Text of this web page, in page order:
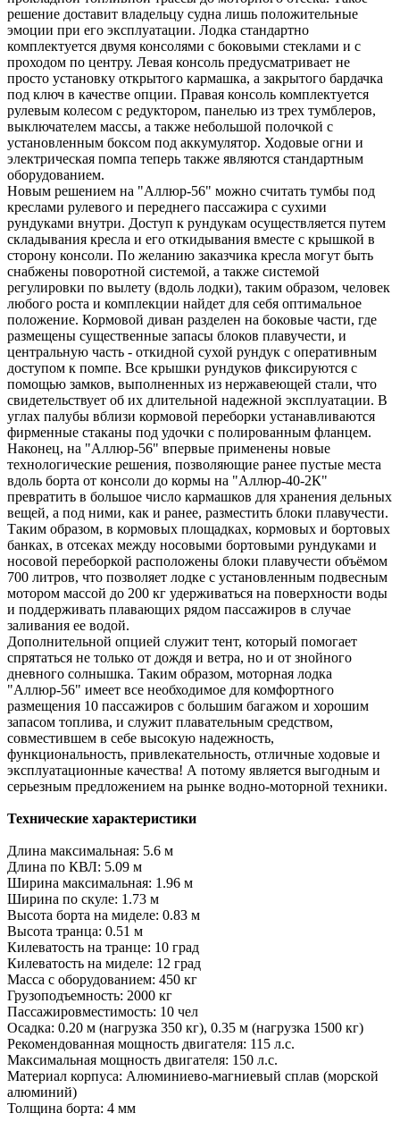
решение доставит владельцу судна лишь положительные
эмоции при его эксплуатации. Лодка стандартно
комплектуется двумя консолями с боковыми стеклами и с
проходом по центру. Левая консоль предусматривает не
просто установку открытого кармашка, а закрытого бардачка
под ключ в качестве опции. Правая консоль комплектуется
рулевым колесом с редуктором, панелью из трех тумблеров,
выключателем массы, а также небольшой полочкой с
установленным боксом под аккумулятор. Ходовые огни и
электрическая помпа теперь также являются стандартным
оборудованием.
Новым решением на "Аллюр-56" можно считать тумбы под
креслами рулевого и переднего пассажира с сухими
рундуками внутри. Доступ к рундукам осуществляется путем
складывания кресла и его откидывания вместе с крышкой в
сторону консоли. По желанию заказчика кресла могут быть
снабжены поворотной системой, а также системой
регулировки по вылету (вдоль лодки), таким образом, человек
любого роста и комплекции найдет для себя оптимальное
положение. Кормовой диван разделен на боковые части, где
размещены существенные запасы блоков плавучести, и
центральную часть - откидной сухой рундук с оперативным
доступом к помпе. Все крышки рундуков фиксируются с
помощью замков, выполненных из нержавеющей стали, что
свидетельствует об их длительной надежной эксплуатации. В
углах палубы вблизи кормовой переборки устанавливаются
фирменные стаканы под удочки с полированным фланцем.
Наконец, на "Аллюр-56" впервые применены новые
технологические решения, позволяющие ранее пустые места
вдоль борта от консоли до кормы на "Аллюр-40-2К"
превратить в большое число кармашков для хранения дельных
вещей, а под ними, как и ранее, разместить блоки плавучести.
Таким образом, в кормовых площадках, кормовых и бортовых
банках, в отсеках между носовыми бортовыми рундуками и
носовой переборкой расположены блоки плавучести объёмом
700 литров, что позволяет лодке с установленным подвесным
мотором массой до 200 кг удерживаться на поверхности воды
и поддерживать плавающих рядом пассажиров в случае
заливания ее водой.
Дополнительной опцией служит тент, который помогает
спрятаться не только от дождя и ветра, но и от знойного
дневного солнышка. Таким образом, моторная лодка
"Аллюр-56" имеет все необходимое для комфортного
размещения 10 пассажиров с большим багажом и хорошим
запасом топлива, и служит плавательным средством,
совместившем в себе высокую надежность,
функциональность, привлекательность, отличные ходовые и
эксплуатационные качества! А потому является выгодным и
серьезным предложением на рынке водно-моторной техники.
Технические характеристики
Длина максимальная: 5.6 м
Длина по КВЛ: 5.09 м
Ширина максимальная: 1.96 м
Ширина по скуле: 1.73 м
Высота борта на миделе: 0.83 м
Высота транца: 0.51 м
Килеватость на транце: 10 град
Килеватость на миделе: 12 град
Масса с оборудованием: 450 кг
Грузоподъемность: 2000 кг
Пассажировместимость: 10 чел
Осадка: 0.20 м (нагрузка 350 кг), 0.35 м (нагрузка 1500 кг)
Рекомендованная мощность двигателя: 115 л.с.
Максимальная мощность двигателя: 150 л.с.
Материал корпуса: Алюминиево-магниевый сплав (морской
алюминий)
Толщина борта: 4 мм